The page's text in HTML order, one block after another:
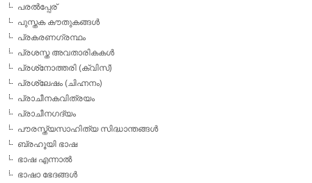
പരല്‍പ്പേര്
പുസ്തക കൗതുകങ്ങള്‍
പ്രകരണഗ്രന്ഥം
പ്രശസ്ത അവതാരികകള്‍
പ്രശ്‌നോത്തരി (ക്വിസ്)
പ്രശ്ലേഷം (ചിഹ്നനം)
പ്രാചീനകവിത്രയം
പ്രാചീനഗദ്യം
പൗരസ്ത്യസാഹിത്യ സിദ്ധാന്തങ്ങള്‍
ബ്രഹൂയി ഭാഷ
ഭാഷ എന്നാല്‍
ഭാഷാ ഭേദങ്ങള്‍